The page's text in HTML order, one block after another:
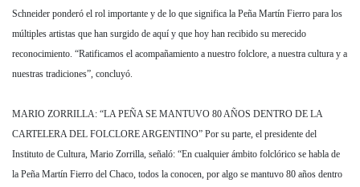
Schneider ponderó el rol importante y de lo que significa la Peña Martín Fierro para los
múltiples artistas que han surgido de aquí y que hoy han recibido su merecido
reconocimiento. “Ratificamos el acompañamiento a nuestro folclore, a nuestra cultura y a
nuestras tradiciones”, concluyó.
MARIO ZORRILLA: “LA PEÑA SE MANTUVO 80 AÑOS DENTRO DE LA
CARTELERA DEL FOLCLORE ARGENTINO” Por su parte, el presidente del
Instituto de Cultura, Mario Zorrilla, señaló: “En cualquier ámbito folclórico se habla de
la Peña Martín Fierro del Chaco, todos la conocen, por algo se mantuvo 80 años dentro